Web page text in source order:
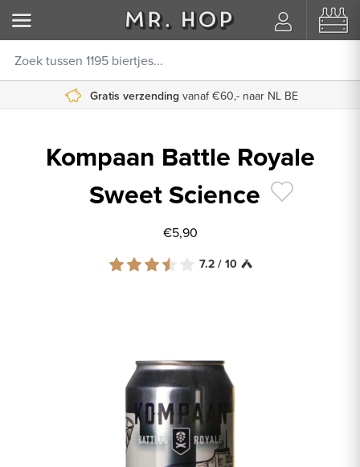
Gratis verzending vanaf €60,- naar NL BE
Kompaan Battle Royale
Sweet Science
€5,90
7.2 / 10